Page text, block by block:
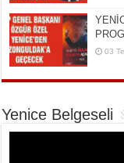
03
Yenice Belgeseli